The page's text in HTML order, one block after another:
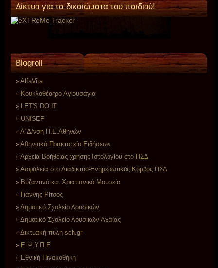
Δίκτυο για τα δικαιώματα του παιδιού!
Blogroll
AlfaVita
Koυκλοθέατρο Αγιουσάγια
LET'S DO IT
UNISEF
Α΄Δ/νση Π.Ε.Αθηνών
Αθηναϊκό Πρακτορείο Ειδήσεων
Αρχεία Βοήθειας χρήσης Ιστολογίου στο ΠΣΔ
Ασφάλεια στο Διαδίκτυο-Ενημερωτικός Κόμβος ΠΣΔ
Βυζαντινό και Χριστιανικό Μουσείο
Γιάννης Ρίτσος
Δημοτικό Σχολείο Λουσικών
Δημοτικό Σχολείο Λουσικών Αχαίας
Δικτυακή πύλη sch.gr
Ε.Ψ.Υ.Π.Ε
Εθνική Πινακοθήκη